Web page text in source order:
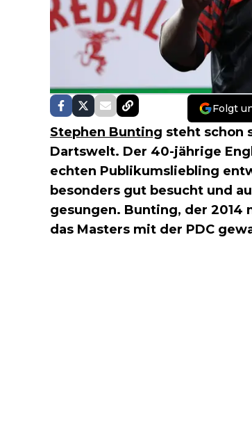
Folgt
Stephen Bunting steht schon
Dartswelt. Der 40-jährige
echten Publikumsliebling
besonders gut besucht und
gesungen. Bunting, der
das Masters mit der PDC